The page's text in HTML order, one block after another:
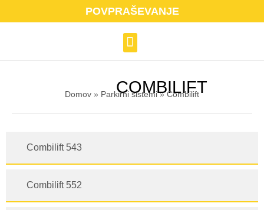
POVPRAŠEVANJE
COMBILIFT
Domov » Parkirni sistemi»Combilift
Combilift 543
Combilift 552